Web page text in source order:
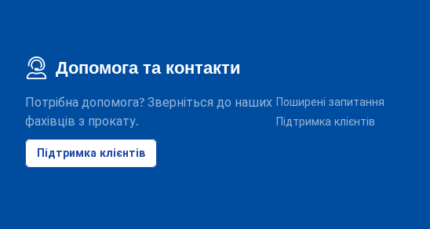
Допомога та контакти
Потрібна допомога? Зверніться до наших
фахівців з прокату.
Підтримка клієнтів
Поширені запитання
Підтримка клієнтів